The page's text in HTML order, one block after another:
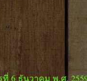
6 ธันวาคม พ.ศ.